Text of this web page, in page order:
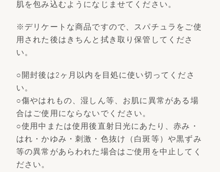
肌を包み込むようになじませてください。
※デリケートな商品ですので、スパチュラをご使
用された後はきちんと拭き取り保管してくださ
い。
○開封後は2ヶ月以内を目処に使い切ってくださ
い。
○傷やはれもの、湿しん等、お肌に異常がある場
合はご使用にならないでください。
○使用中または使用後直射日光にあたり、赤み・
はれ・かゆみ・刺激・色抜け（白斑等）や黒ずみ
等の異常があらわれた場合はご使用を中止してく
ださい。